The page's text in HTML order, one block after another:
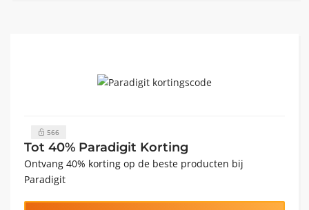
566
Tot 40% Paradigit Korting
Ontvang 40% korting op de beste producten bij
Paradigit